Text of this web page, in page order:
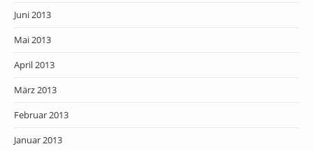
Juni 2013
Mai 2013
April 2013
März 2013
Februar 2013
Januar 2013